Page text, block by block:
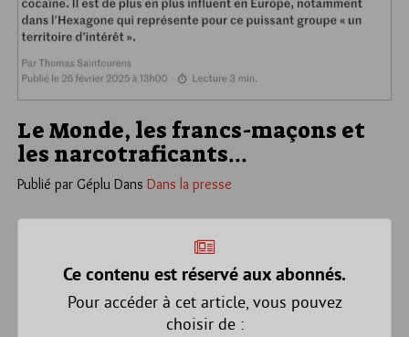
Le Monde, les francs-maçons et
les narcotraficants…
Publié par Géplu Dans Dans la presse
Ce contenu est réservé aux abonnés.
Pour accéder à cet article, vous pouvez
choisir de :